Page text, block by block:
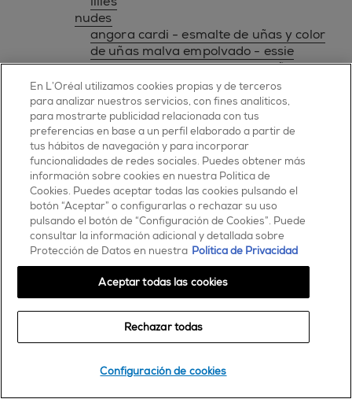
nudes
angora cardi - esmalte de uñas y color
de uñas malva empolvado - essie
eternal optimist - esmalte de uñas y
color de uñas rosa con un toque de café
- essie
in stitches - esmalte de uñas y color de
uñas rosa rubor oscuro - essie
island hopping - esmalte de uñas y color
de uñas malva ciruela - essie
keep branching out - esmalte de uñas
clásico essie
not just a pretty face - esmalte de uñas
y color de uñas rosa nude - essie
sand tropez - esmalte de uñas y color de
uñas beige arena - essie
spin the bottle - esmalte de uñas, color
de uñas y laca para uñas nude
semitransparente - essie
esmalte de uñas mrs always right -
comprar aquí | essie
rojos
essie esmalte de uñas rojo cereza not
En L’Oréal utilizamos cookies propias y de terceros
para analizar nuestros servicios, con fines analíticos,
para mostrarte publicidad relacionada con tus
preferencias en base a un perfil elaborado a partir de
tus hábitos de navegación y para incorporar
funcionalidades de redes sociales. Puedes obtener más
información sobre cookies en nuestra Política de
Cookies. Puedes aceptar todas las cookies pulsando el
botón “Aceptar” o configurarlas o rechazar su uso
pulsando el botón de “Configuración de Cookies”. Puede
consultar la información adicional y detallada sobre
Protección de Datos en nuestra Política de Privacidad
Configuración de cookies
Rechazar todas
Aceptar todas las cookies